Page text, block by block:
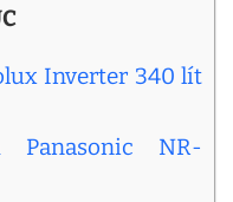
Inverter 340 lít
NR-